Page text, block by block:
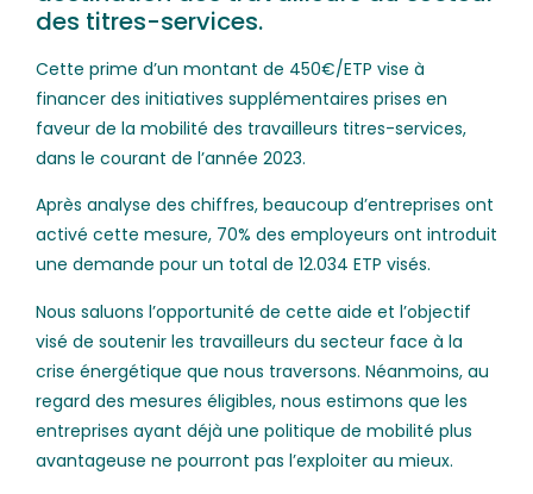
des titres-services.
Cette prime d’un montant de 450€/ETP vise à
financer des initiatives supplémentaires prises en
faveur de la mobilité des travailleurs titres-services,
dans le courant de l’année 2023.
Après analyse des chiffres, beaucoup d’entreprises ont
activé cette mesure, 70% des employeurs ont introduit
une demande pour un total de 12.034 ETP visés.
Nous saluons l’opportunité de cette aide et l’objectif
visé de soutenir les travailleurs du secteur face à la
crise énergétique que nous traversons. Néanmoins, au
regard des mesures éligibles, nous estimons que les
entreprises ayant déjà une politique de mobilité plus
avantageuse ne pourront pas l’exploiter au mieux.